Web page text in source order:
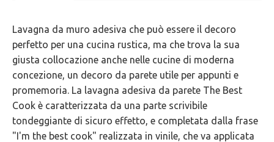
GARANZIE
Lavagna da muro adesiva che può essere il decoro
perfetto per una cucina rustica, ma che trova la sua
giusta collocazione anche nelle cucine di moderna
concezione, un decoro da parete utile per appunti e
promemoria. La lavagna adesiva da parete The Best
Cook è caratterizzata da una parte scrivibile
tondeggiante di sicuro effetto, e completata dalla frase
"I'm the best cook" realizzata in vinile, che va applicata